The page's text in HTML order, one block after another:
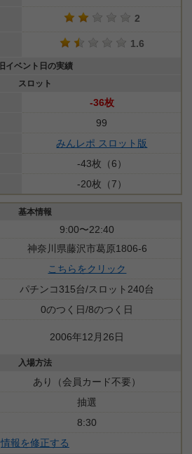
2
1.6
旧イベント日の実績
スロット
-36枚
99
みんレポ スロット版
-43枚（6）
-20枚（7）
基本情報
9:00〜22:40
神奈川県藤沢市葛原1806-6
こちらをクリック
パチンコ315台/スロット240台
0のつく日/8のつく日
2006年12月26日
入場方法
あり（会員カード不要）
抽選
8:30
情報を修正する